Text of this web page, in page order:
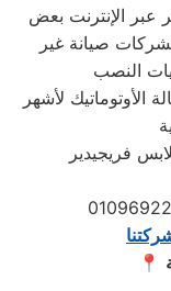
عبر الإنترنت بعض
لشركات صيانة غير
الأوتوماتيك لأشهر
فريجيدير
📍